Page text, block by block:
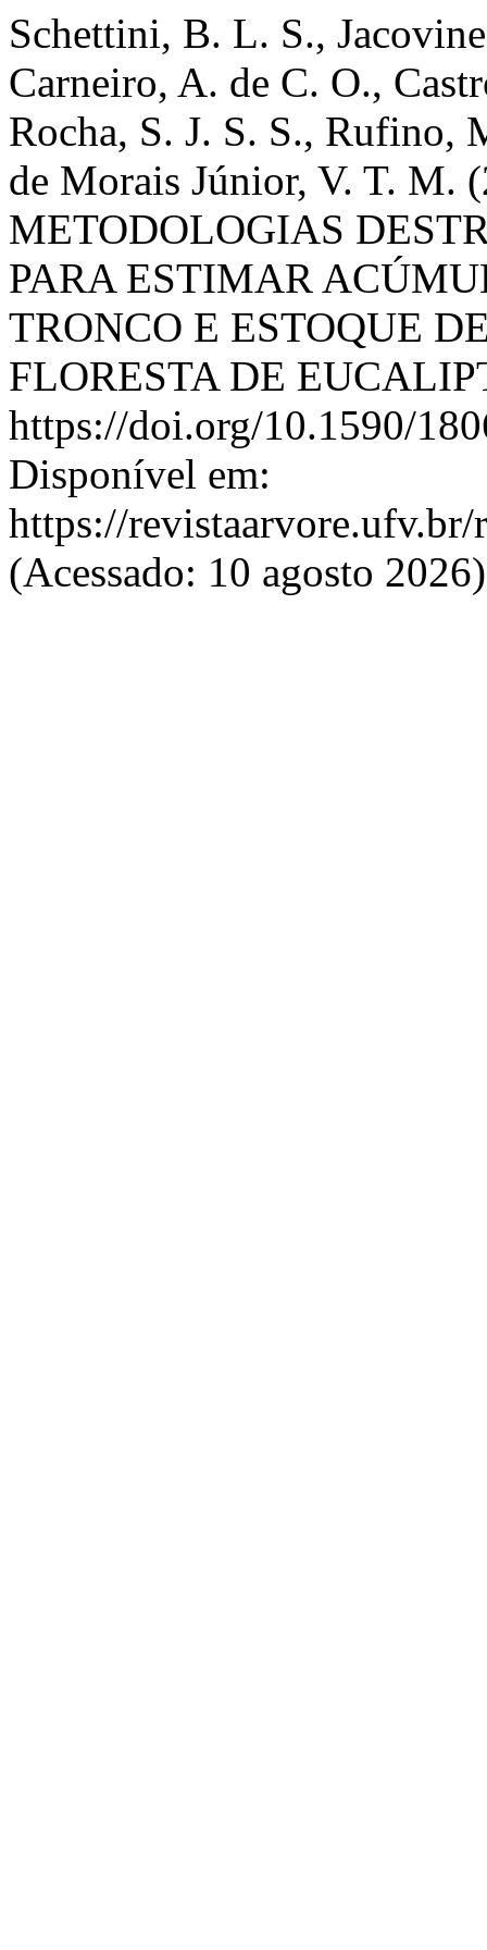
Schettini, B. L. S.,
Carneiro, A. de C. O.,
Rocha, S. J. S. S., Rufino,
de Morais Júnior, V. T. M.
METODOLOGIAS
PARA ESTIMAR
TRONCO E ESTOQUE
FLORESTA DE
https://doi.org/10.1590/
Disponível em:
https://
(Acessado: 10 agosto